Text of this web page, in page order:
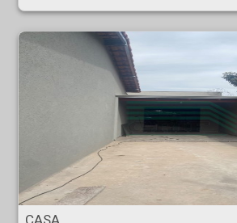
CASA - Cândido Portinari - Ribeirão Preto
CASA